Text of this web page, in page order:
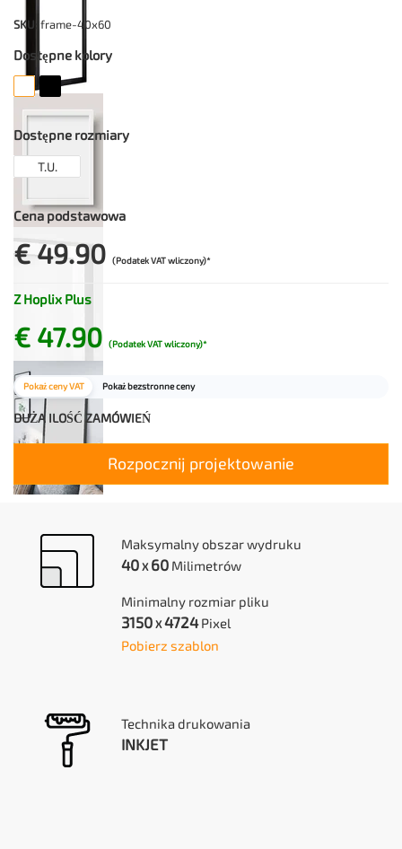
SKU : frame-40x60
Dostępne kolory
Dostępne rozmiary
T.U.
Cena podstawowa
€ 49.90 (Podatek VAT wliczony)*
Z Hoplix Plus
€ 47.90 (Podatek VAT wliczony)*
Pokaż ceny VAT Pokaż bezstronne ceny
DUŻA ILOŚĆ ZAMÓWIEŃ
Rozpocznij projektowanie
Maksymalny obszar wydruku
40 X 60Milimetrów
Minimalny rozmiar pliku
3150 X 4724Pixel
Pobierz szablon
Technika drukowania
INKJET